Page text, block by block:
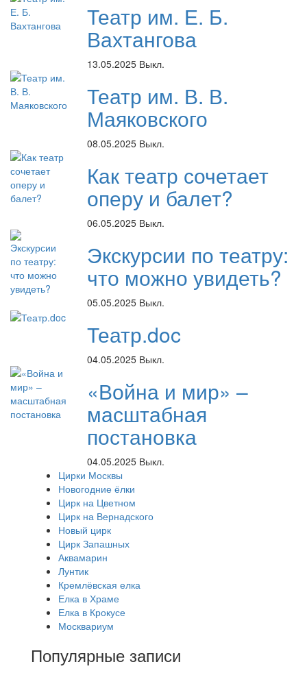
Театр им. Е. Б.
Вахтангова
13.05.2025 Выкл.
Театр им. В. В.
Маяковского
08.05.2025 Выкл.
Как театр сочетает
оперу и балет?
06.05.2025 Выкл.
Экскурсии по театру:
что можно увидеть?
05.05.2025 Выкл.
Театр.doc
04.05.2025 Выкл.
«Война и мир» –
масштабная
постановка
04.05.2025 Выкл.
Цирки Москвы
Новогодние ёлки
Цирк на Цветном
Цирк на Вернадского
Новый цирк
Цирк Запашных
Аквамарин
Лунтик
Кремлёвская елка
Елка в Храме
Елка в Крокусе
Москвариум
Популярные записи